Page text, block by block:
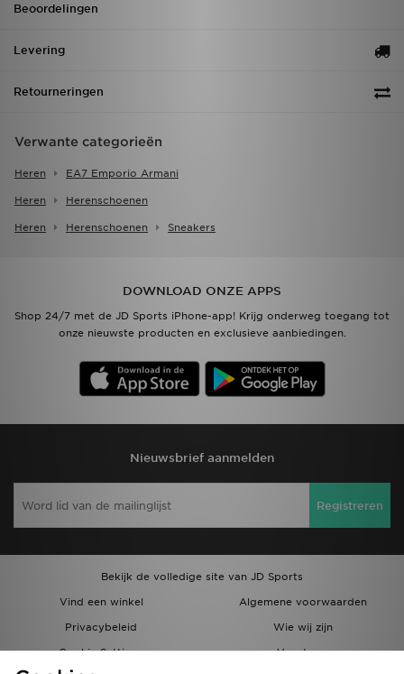
Beoordelingen
Levering
Retourneringen
Verwante categorieën
Heren EA7 Emporio Armani
Heren Herenschoenen
Heren Herenschoenen Sneakers
DOWNLOAD ONZE APPS
Shop 24/7 met de JD Sports iPhone-app! Krijg onderweg toegang tot
onze nieuwste producten en exclusieve aanbiedingen.
Nieuwsbrief aanmelden
Registreren
Bekijk de volledige site van JD Sports
Vind een winkel
Algemene voorwaarden
Privacybeleid
Wie wij zijn
Cookie Settings
Vacatures